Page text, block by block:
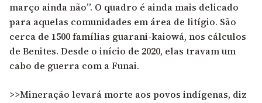
março ainda não”. O quadro é ainda mais delicado
para aquelas comunidades em área de litígio. São
cerca de 1500 famílias guarani-kaiowá, nos cálculos
de Benites. Desde o início de 2020, elas travam um
cabo de guerra com a Funai.
>>Mineração levará morte aos povos indígenas, diz